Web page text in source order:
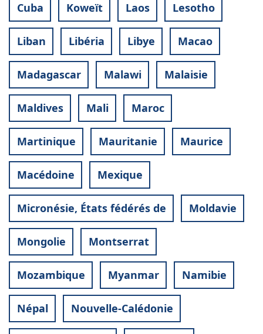
Cuba Koweït Laos Lesotho
Liban Libéria Libye Macao
Madagascar Malawi Malaisie
Maldives Mali Maroc
Martinique Mauritanie Maurice
Macédoine Mexique
Micronésie, États fédérés de Moldavie
Mongolie Montserrat
Mozambique Myanmar Namibie
Népal Nouvelle-Calédonie